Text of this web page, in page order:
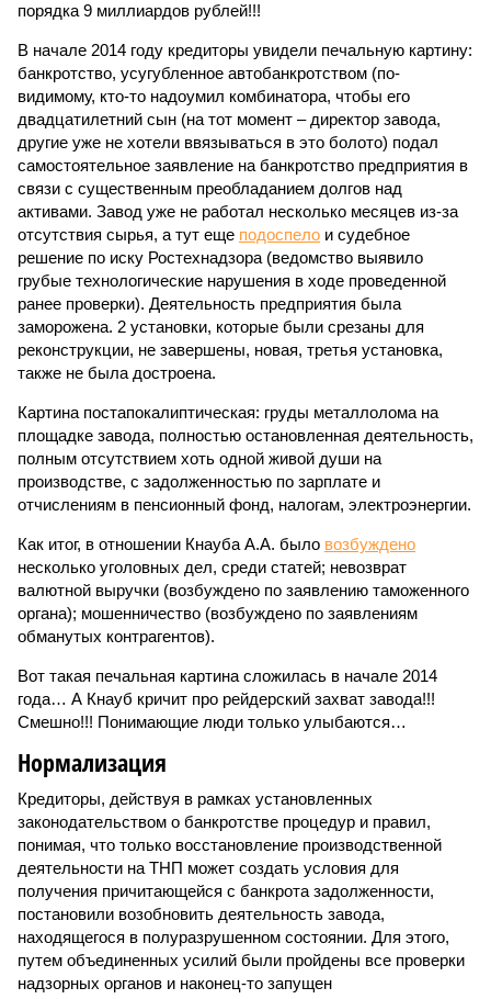
порядка 9 миллиардов рублей!!!
В начале 2014 году кредиторы увидели печальную картину:
банкротство, усугубленное автобанкротством (по-
видимому, кто-то надоумил комбинатора, чтобы его
двадцатилетний сын (на тот момент – директор завода,
другие уже не хотели ввязываться в это болото) подал
самостоятельное заявление на банкротство предприятия в
связи с существенным преобладанием долгов над
активами. Завод уже не работал несколько месяцев из-за
отсутствия сырья, а тут еще подоспело и судебное
решение по иску Ростехнадзора (ведомство выявило
грубые технологические нарушения в ходе проведенной
ранее проверки). Деятельность предприятия была
заморожена. 2 установки, которые были срезаны для
реконструкции, не завершены, новая, третья установка,
также не была достроена.
Картина постапокалиптическая: груды металлолома на
площадке завода, полностью остановленная деятельность,
полным отсутствием хоть одной живой души на
производстве, с задолженностью по зарплате и
отчислениям в пенсионный фонд, налогам, электроэнергии.
Как итог, в отношении Кнауба А.А. было возбуждено
несколько уголовных дел, среди статей; невозврат
валютной выручки (возбуждено по заявлению таможенного
органа); мошенничество (возбуждено по заявлениям
обманутых контрагентов).
Вот такая печальная картина сложилась в начале 2014
года… А Кнауб кричит про рейдерский захват завода!!!
Смешно!!! Понимающие люди только улыбаются…
Нормализация
Кредиторы, действуя в рамках установленных
законодательством о банкротстве процедур и правил,
понимая, что только восстановление производственной
деятельности на ТНП может создать условия для
получения причитающейся с банкрота задолженности,
постановили возобновить деятельность завода,
находящегося в полуразрушенном состоянии. Для этого,
путем объединенных усилий были пройдены все проверки
надзорных органов и наконец-то запущен